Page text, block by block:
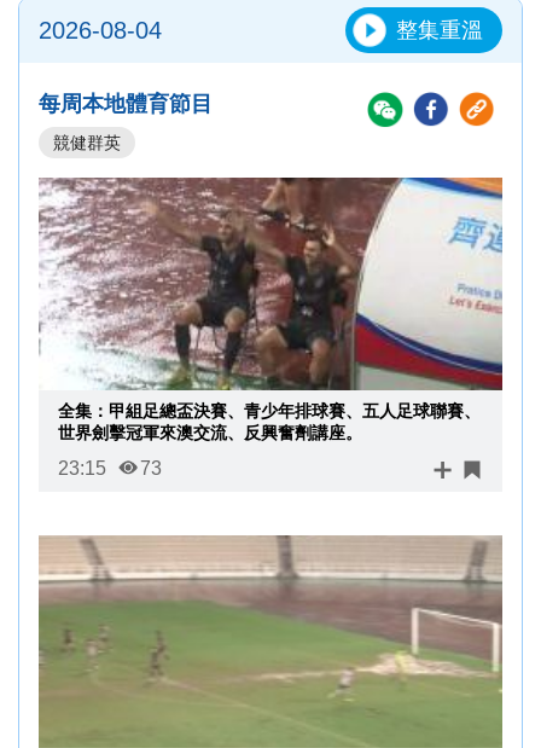
2026-08-04 整集重溫
每周本地體育節目
競健群英
全集：甲組足總盃決賽、青少年排球賽、五人足球聯賽、
世界劍擊冠軍來澳交流、反興奮劑講座。
23:15 73